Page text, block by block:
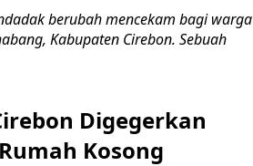
berubah mencekam bagi warga
Kabupaten Cirebon. Sebuah
Digegerkan
Kosong